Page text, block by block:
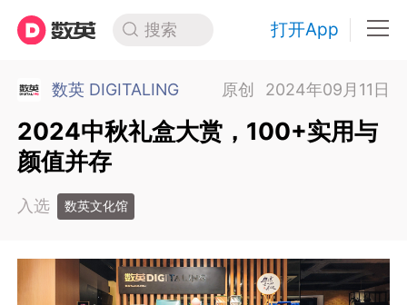
搜索 打开App
数英 DIGITALING 原创 2024年09月11日
2024中秋礼盒大赏，100+实用与
颜值并存
入选 数英文化馆